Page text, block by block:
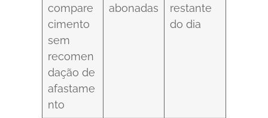
compare
cimento
sem
recomen
dação de
afastame
nto
abonadas
restante
do dia